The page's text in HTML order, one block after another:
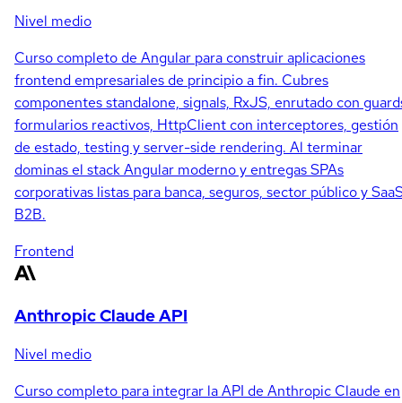
Nivel medio
Curso completo de Angular para construir aplicaciones
frontend empresariales de principio a fin. Cubres
componentes standalone, signals, RxJS, enrutado con
formularios reactivos, HttpClient con interceptores, gestión
de estado, testing y server-side rendering. Al terminar
dominas el stack Angular moderno y entregas SPAs
corporativas listas para banca, seguros, sector público y
B2B.
Frontend
Anthropic Claude API
Nivel medio
Curso completo para integrar la API de Anthropic Claude en